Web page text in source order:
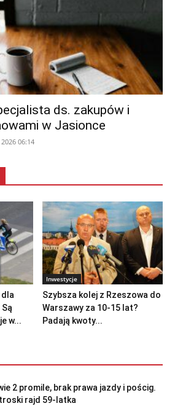
ds. zakupów i
w Jasionce
06:14
w...
Inwestycje
Szybsza kolej z Rzeszowa do
Warszawy za 10-15 lat?
Padają kwoty...
2 promile, brak prawa jazdy i pościg.
rajd 59-latka